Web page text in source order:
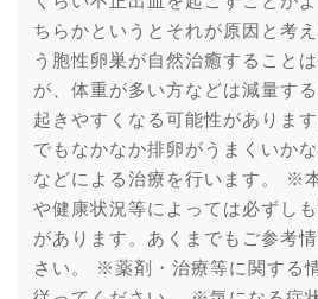
ちらかというとそれが原因と考
う胞性卵巣が自然治癒すること
が、体重が多い方などは減量す
起きやすくなる可能性がありま
でもなかなか排卵がうまくいか
などによる治療を行います。 ※
や健康状況等によっては必ずし
があります。あくまでもご参考
さい。 ※薬剤・治療等に関する